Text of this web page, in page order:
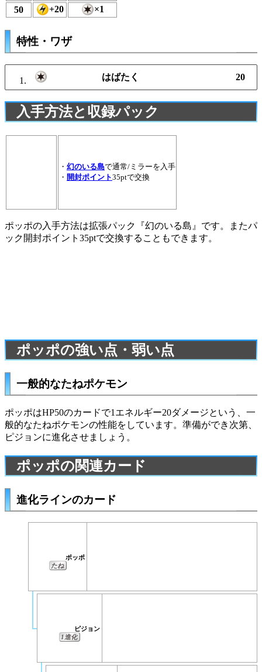
50
+20 ×1
特性・ワザ
はばたく 20
入手方法と収録パック
・ 幻のいる島で通常/ミラーを入手
・ 開封ポイント35ptで交換
ポッポの入手方法は拡張パック『幻のいる島』です。またパ
ック開封ポイント35ptで交換することもできます。
ポッポの強い点・弱い点
一般的なたねポケモン
ポッポはHP50のカードで1エネルギー20ダメージという、一
般的なたねポケモンの性能をしています。準備ができ次第、
ピジョンに進化させましょう。
ポッポの関連カード
進化ラインのカード
ポッポ
たね
ピジョン
1進化